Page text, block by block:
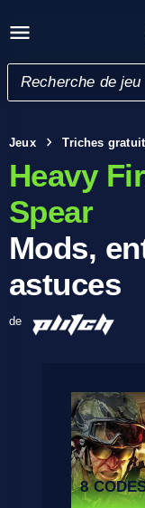
Jeux Triches
Heavy
Spear
Mods,
astuces
de
8